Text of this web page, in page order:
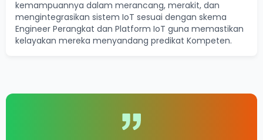
kemampuannya dalam merancang, merakit, dan
mengintegrasikan sistem IoT sesuai dengan skema
Engineer Perangkat dan Platform IoT guna memastikan
kelayakan mereka menyandang predikat Kompeten.